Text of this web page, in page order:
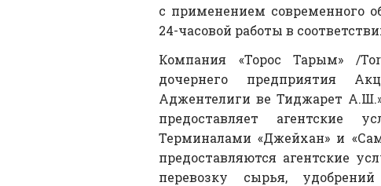
с применением современного
24-часовой работы в
Компания «Торос Тарым» /
дочернего предприятия
Аджентелиги ве Тиджарет
предоставляет агентские
Терминалами «Джейхан» и
предоставляются агентские
перевозку сырья,